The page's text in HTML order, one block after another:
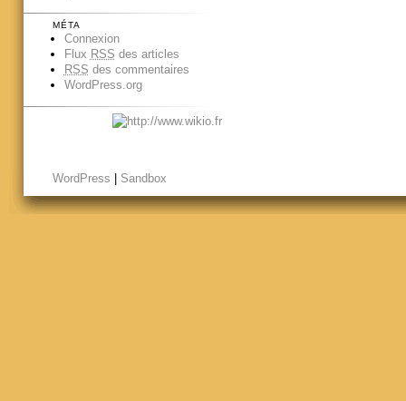
MÉTA
Connexion
Flux RSS des articles
RSS des commentaires
WordPress.org
WordPress Sandbox